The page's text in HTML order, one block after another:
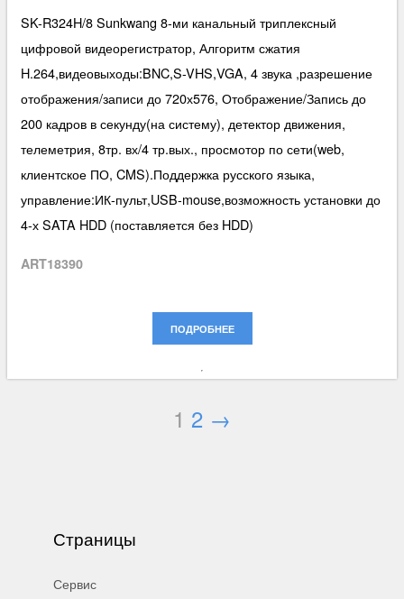
SK-R324H/8 Sunkwang 8-ми канальный триплексный
цифровой видеорегистратор, Алгоритм сжатия
H.264,видеовыходы:BNC,S-VHS,VGA, 4 звука ,разрешение
отображения/записи до 720х576, Отображение/Запись до
200 кадров в секунду(на систему), детектор движения,
телеметрия, 8тр. вх/4 тр.вых., просмотор по сети(web,
клиентское ПО, CMS).Поддержка русского языка,
управление:ИК-пульт,USB-mouse,возможность установки до
4-х SATA HDD (поставляется без HDD)
ART18390
ПОДРОБНЕЕ
1 2 →
Страницы
Сервис